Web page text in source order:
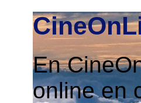
En
online en